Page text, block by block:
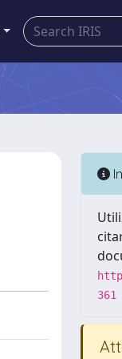
361